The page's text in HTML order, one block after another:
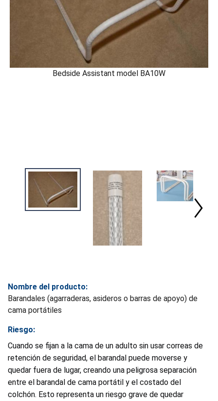
Bedside Assistant model BA10W
Nombre del producto:
Barandales (agarraderas, asideros o barras de apoyo) de
cama portátiles
Riesgo:
Cuando se fijan a la cama de un adulto sin usar correas de
retención de seguridad, el barandal puede moverse y
quedar fuera de lugar, creando una peligrosa separación
entre el barandal de cama portátil y el costado del
colchón. Esto representa un riesgo grave de quedar